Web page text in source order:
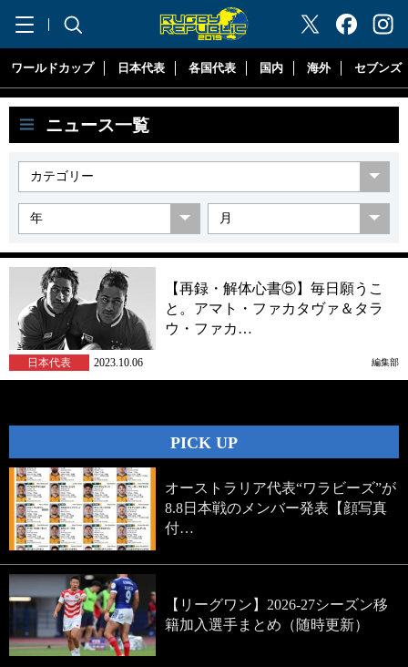
"ラグビーリパブリック"
ワールドカップ 日本代表 各国代表 国内 海外 セブンズ
ニュース一覧
【再録・解体心書⑤】毎日願うこ
と。アマト・ファカタヴァ＆タラ
ウ・ファカ…
日本代表 2023.10.06 編集部
PICK UP
オーストラリア代表“ワラビーズ”が
8.8日本戦のメンバー発表【顔写真
付…
【リーグワン】2026-27シーズン移
籍加入選手まとめ（随時更新）